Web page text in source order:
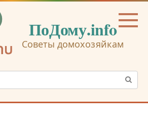
ПоДому.info
Советы домохозяйкам